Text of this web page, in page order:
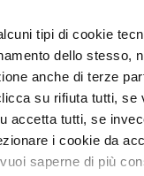
tipi di cookie
dello stesso,
anche di terze
su rifiuta tutti, se
accetta tutti, se
i cookie da
saperne di più
successo.
sicuramente
anche di
IBCe tramite
possiamo saltare